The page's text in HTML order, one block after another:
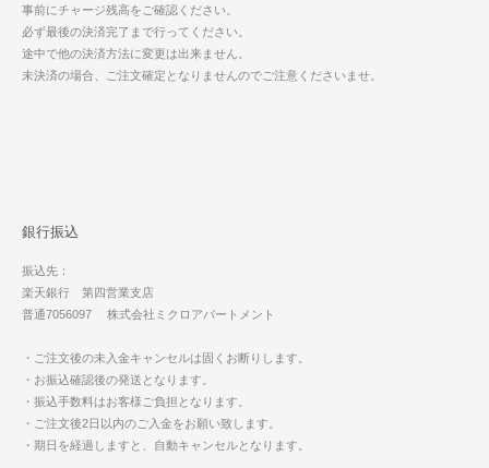
事前にチャージ残高をご確認ください。
必ず最後の決済完了まで行ってください。
途中で他の決済方法に変更は出来ません。
未決済の場合、ご注文確定となりませんのでご注意くださいませ。
銀行振込
振込先：
楽天銀行 第四営業支店
普通7056097 株式会社ミクロアパートメント
・ご注文後の未入金キャンセルは固くお断りします。
・お振込確認後の発送となります。
・振込手数料はお客様ご負担となります。
・ご注文後2日以内のご入金をお願い致します。
・期日を経過しますと、自動キャンセルとなります。